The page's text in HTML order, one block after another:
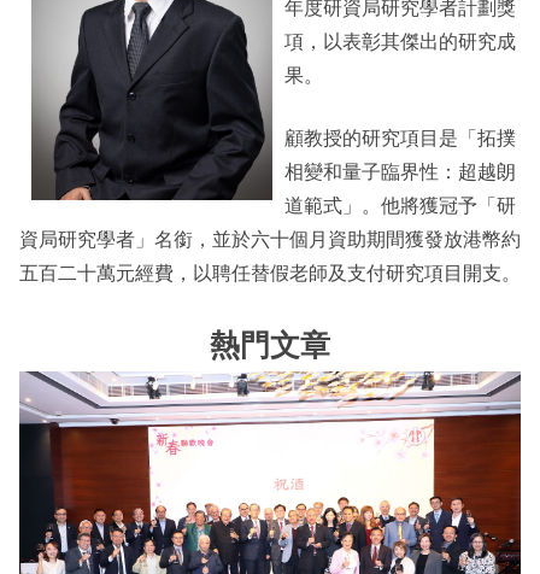
影片庫
Alumni Connections
年度研資局研究學者計劃獎
項，以表彰其傑出的研究成
果。
顧教授的研究項目是「拓撲
相變和量子臨界性：超越朗
道範式」。他將獲冠予「研
資局研究學者」名銜，並於六十個月資助期間獲發放港幣約
五百二十萬元經費，以聘任替假老師及支付研究項目開支。
熱門文章